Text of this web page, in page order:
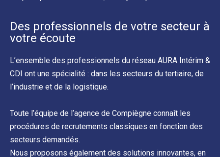
Des professionnels de votre secteur à
votre écoute
L’ensemble des professionnels du réseau AURA Intérim &
CDI ont une spécialité : dans les secteurs du tertiaire, de
l’industrie et de la logistique.
Toute l’équipe de l’agence de Compiègne connaît les
procédures de recrutements classiques en fonction des
secteurs demandés.
Nous proposons également des solutions innovantes, en